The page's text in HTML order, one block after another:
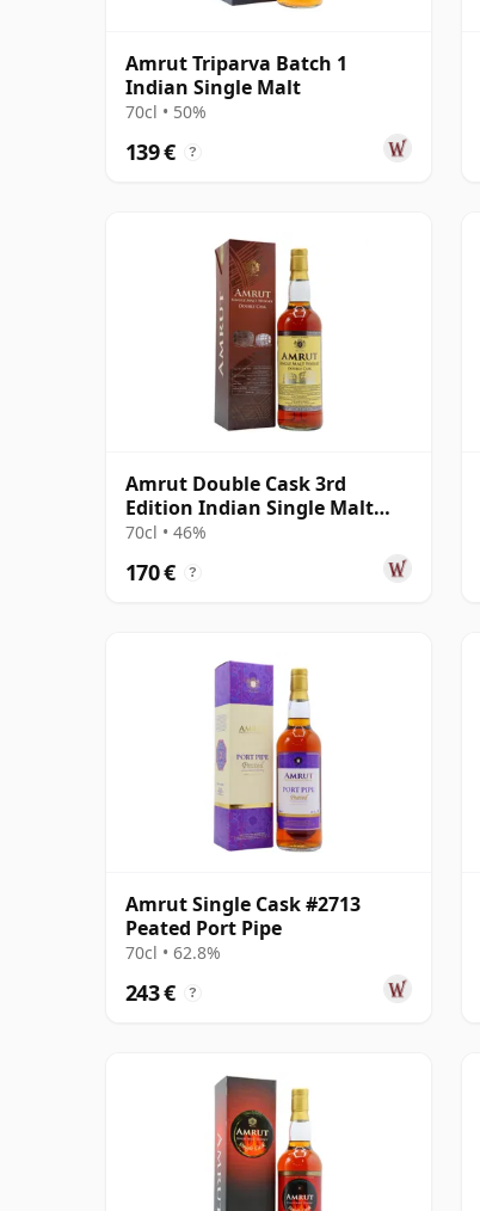
Amrut Triparva Batch 1
Indian Single Malt
70cl • 50%
139 € ?
Amrut Double Cask 3rd
Edition Indian Single Malt
2012
70cl • 46%
170 € ?
Amrut Single Cask #2713
Peated Port Pipe
70cl • 62.8%
243 € ?